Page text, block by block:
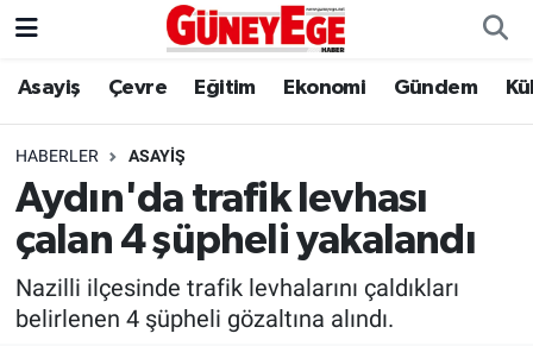
Asayiş Çevre Eğitim Ekonomi Gündem
HABERLER ASAYIŞ
Aydın'da trafik levhası
çalan 4 şüpheli yakalandı
Nazilli ilçesinde trafik levhalarını çaldıkları
belirlenen 4 şüpheli gözaltına alındı.
Asayiş
Çevre
Eğitim
Ekonomi
Gündem
İstanbul Hava Durumu
İstanbul Trafik Yoğunluk Haritası
Süper Lig Puan Durumu ve Fikstür
Tüm Manşetler
Son Dakika Haberleri